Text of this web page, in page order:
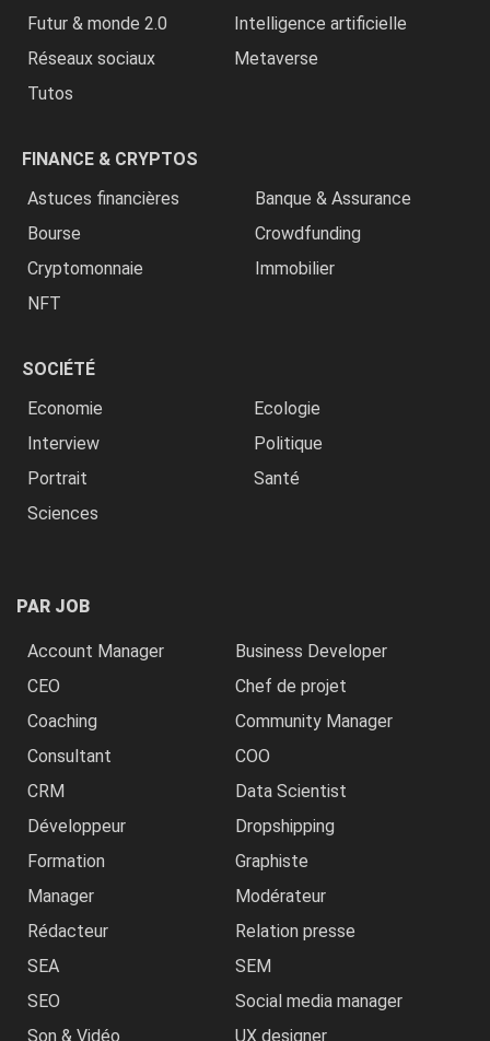
Futur & monde 2.0
Intelligence artificielle
Réseaux sociaux
Metaverse
Tutos
FINANCE & CRYPTOS
Astuces financières
Banque & Assurance
Bourse
Crowdfunding
Cryptomonnaie
Immobilier
NFT
SOCIÉTÉ
Economie
Ecologie
Interview
Politique
Portrait
Santé
Sciences
PAR JOB
Account Manager
Business Developer
CEO
Chef de projet
Coaching
Community Manager
Consultant
COO
CRM
Data Scientist
Développeur
Dropshipping
Formation
Graphiste
Manager
Modérateur
Rédacteur
Relation presse
SEA
SEM
SEO
Social media manager
Son & Vidéo
UX designer